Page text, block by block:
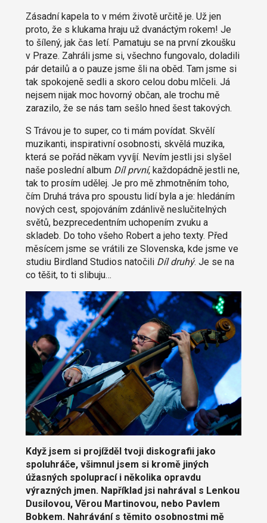
Zásadní kapela to v mém životě určitě je. Už jen
proto, že s klukama hraju už dvanáctým rokem! Je
to šílený, jak čas letí. Pamatuju se na první zkoušku
v Praze. Zahráli jsme si, všechno fungovalo, doladili
pár detailů a o pauze jsme šli na oběd. Tam jsme si
tak spokojeně sedli a skoro celou dobu mlčeli. Já
nejsem nijak moc hovorný občan, ale trochu mě
zarazilo, že se nás tam sešlo hned šest takových.
S Trávou je to super, co ti mám povídat. Skvělí
muzikanti, inspirativní osobnosti, skvělá muzika,
která se pořád někam vyvíjí. Nevím jestli jsi slyšel
naše poslední album Díl první, každopádně jestli ne,
tak to prosím udělej. Je pro mě zhmotněním toho,
čím Druhá tráva pro spoustu lidí byla a je: hledáním
nových cest, spojováním zdánlivě neslučitelných
světů, bezprecedentním uchopením zvuku a
skladeb. Do toho všeho Robert a jeho texty. Před
měsícem jsme se vrátili ze Slovenska, kde jsme ve
studiu Birdland Studios natočili Díl druhý. Je se na
co těšit, to ti slibuju…
Když jsem si projížděl tvoji diskografii jako
spoluhráče, všimnul jsem si kromě jiných
úžasných spoluprací i několika opravdu
výrazných jmen. Například jsi nahrával s Lenkou
Dusilovou, Věrou Martinovou, nebo Pavlem
Bobkem. Nahrávání s těmito osobnostmi mě